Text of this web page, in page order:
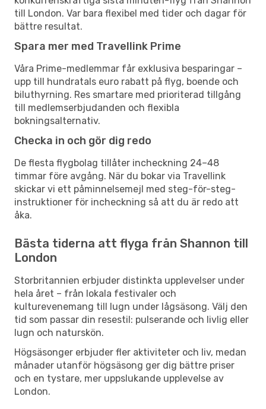
till London. Var bara flexibel med tider och dagar för
bättre resultat.
Spara mer med Travellink Prime
Våra Prime-medlemmar får exklusiva besparingar –
upp till hundratals euro rabatt på flyg, boende och
biluthyrning. Res smartare med prioriterad tillgång
till medlemserbjudanden och flexibla
bokningsalternativ.
Checka in och gör dig redo
De flesta flygbolag tillåter incheckning 24–48
timmar före avgång. När du bokar via Travellink
skickar vi ett påminnelsemejl med steg-för-steg-
instruktioner för incheckning så att du är redo att
åka.
Bästa tiderna att flyga från Shannon till
London
Storbritannien erbjuder distinkta upplevelser under
hela året – från lokala festivaler och
kulturevenemang till lugn under lågsäsong. Välj den
tid som passar din resestil: pulserande och livlig eller
lugn och naturskön.
Högsäsonger erbjuder fler aktiviteter och liv, medan
månader utanför högsäsong ger dig bättre priser
och en tystare, mer uppslukande upplevelse av
London.